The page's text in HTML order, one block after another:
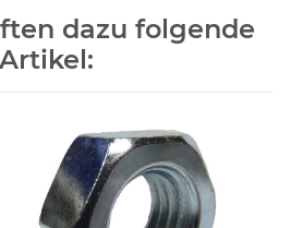
dazu folgende
Artikel: